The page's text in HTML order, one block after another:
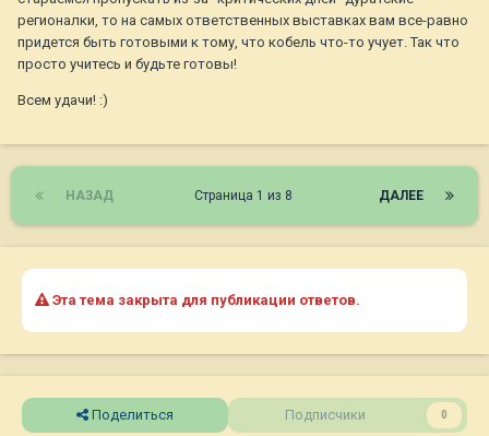
регионалки, то на самых ответственных выставках вам все-равно
придется быть готовыми к тому, что кобель что-то учует. Так что
просто учитесь и будьте готовы!
Всем удачи! :)
НАЗАД ДАЛЕЕ
Страница 1 из 8
Эта тема закрыта для публикации ответов.
Поделиться Подписчики 0